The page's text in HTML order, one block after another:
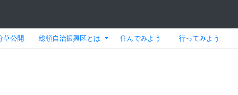
草公開 総領自治振興区とは 住んでみよう 行ってみよう